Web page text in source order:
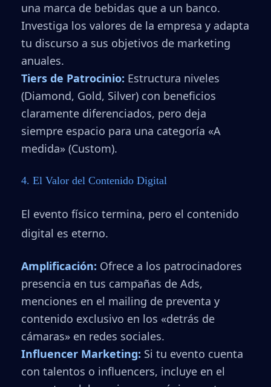
una marca de bebidas que a un banco.
Investiga los valores de la empresa y adapta
tu discurso a sus objetivos de marketing
anuales.
Tiers de Patrocinio: Estructura niveles
(Diamond, Gold, Silver) con beneficios
claramente diferenciados, pero deja
siempre espacio para una categoría «A
medida» (Custom).
4. El Valor del Contenido Digital
El evento físico termina, pero el contenido
digital es eterno.
Amplificación: Ofrece a los patrocinadores
presencia en tus campañas de Ads,
menciones en el mailing de preventa y
contenido exclusivo en los «detrás de
cámaras» en redes sociales.
Influencer Marketing: Si tu evento cuenta
con talentos o influencers, incluye en el